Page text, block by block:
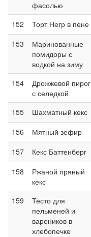
фасолью
152
Торт Негр в пене
153
Маринованные
помидоры с
водкой на зиму
154
Дрожжевой пирог
с селедкой
155 Шахматный кекс
156
Мятный зефир
157
Кекс Баттенберг
158
Ржаной пряный
кекс
159
Тесто для
пельменей и
вареников в
хлебопечке